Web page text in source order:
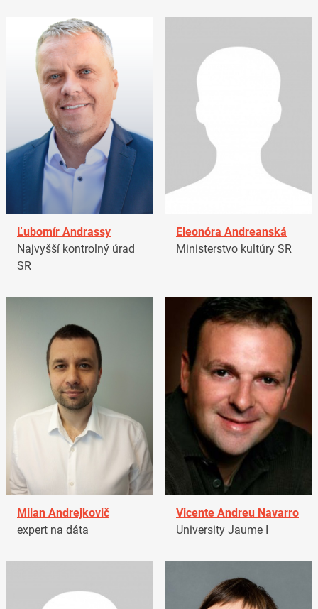
Ľubomír Andrassy
Najvyšší kontrolný úrad
SR
Eleonóra Andreanská
Ministerstvo kultúry SR
Milan Andrejkovič
expert na dáta
Vicente Andreu Navarro
University Jaume I